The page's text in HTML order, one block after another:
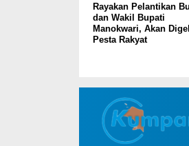
Rayakan Pelantikan
dan Wakil Bupati
Manokwari, Akan
Pesta Rakyat